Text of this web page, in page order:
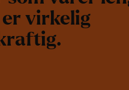
er virkelig
raftig.